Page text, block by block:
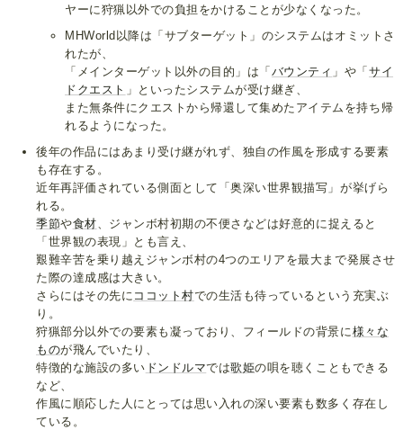
ヤーに狩猟以外での負担をかけることが少なくなった。
MHWorld以降は「サブターゲット」のシステムはオミットさ
れたが、
「メインターゲット以外の目的」は「 バウンティ 」や「サイ
ドクエスト 」といったシステムが受け継ぎ、
また無条件にクエストから帰還して集めたアイテムを持ち帰
れるようになった。
後年の作品にはあまり受け継がれず、独自の作風を形成する要素
も存在する。
近年再評価されている側面として「奥深い世界観描写」が挙げら
れる。
季節や食材、ジャンボ村初期の不便さなどは好意的に捉えると
「世界観の表現」とも言え、
艱難辛苦を乗り越えジャンボ村の4つのエリアを最大まで発展させ
た際の達成感は大きい。
さらにはその先に ココット村での生活も待っているという充実ぶ
り。
狩猟部分以外での要素も凝っており、フィールドの背景に様々な
ものが飛んでいたり、
特徴的な施設の多い ドンドルマでは歌姫の唄を聴くこともできる
など、
作風に順応した人にとっては思い入れの深い要素も数多く存在し
ている。